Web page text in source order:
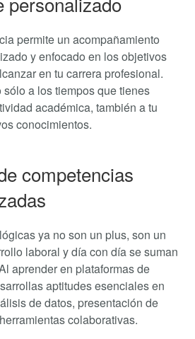
permite un acompañamiento
y enfocado en los objetivos
en tu carrera profesional.
a los tiempos que tienes
académica, también a tu
conocimientos.
competencias
ya no son un plus, son un
laboral y día con día se suman
aprender en plataformas de
aptitudes esenciales en
de datos, presentación de
colaborativas.